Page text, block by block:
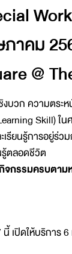
าคม
@
งบวก ความตร
Skill) ใ
ะเรียนรู้การอยู่ร่
รู้ตลอดชีวิต
จกรรมครบตา
เปิดให้บริการ 6